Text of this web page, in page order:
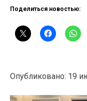
Поделиться новостью:
Опубликовано: 19